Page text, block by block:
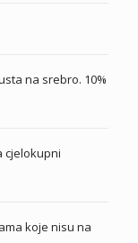
na srebro. 10%
cjelokupni
koje nisu na